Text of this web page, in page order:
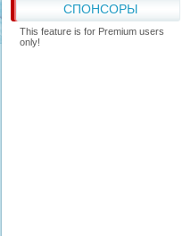
СПОНСОРЫ
This feature is for Premium users
only!